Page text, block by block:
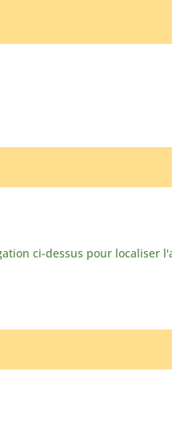
ci-dessus pour localiser